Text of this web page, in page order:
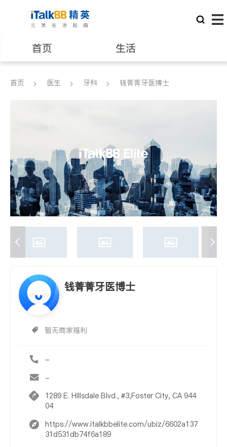
首页 生活
医生 律师
养老 非盈利组织
首页 医生 牙科 钱菁菁牙医博士
钱菁菁牙医博士
暂无商家福利
-
-
1289 E. Hillsdale Blvd., #3,Foster City, CA 944
04
https://www.italkbbelite.com/ubiz/6602a137
31d531db74f6a189